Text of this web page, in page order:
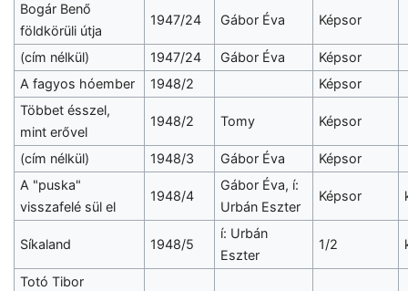
Bogár Benő
földkörüli útja
1947/24 Gábor Éva Képsor
(cím nélkül) 1947/24 Gábor Éva
Képsor
A fagyos hóember
1948/2
Képsor
Többet ésszel,
mint erővel
1948/2 Tomy Képsor
(cím nélkül) 1948/3 Gábor Éva
Képsor
A "puska"
visszafelé sül el
1948/4
Gábor Éva, í:
Urbán Eszter
Képsor
Síkaland 1948/5
í: Urbán
Eszter
1/2
Totó Tibor